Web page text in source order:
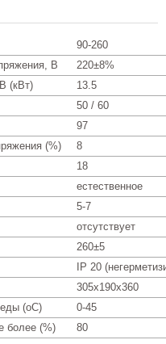
90-260
В
220±8%
(кВт)
13.5
50 / 60
97
(%)
8
18
естественное
5-7
отсутствует
260±5
IP 20
305х190х360
(оС)
0-45
более (%)
80